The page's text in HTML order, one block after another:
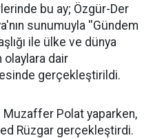
bu ay; Özgür-Der
sunumuyla ''Gündem
ile ülke ve dünya
dair
gerçekleştirildi.
Muzaffer Polat yaparken,
Rüzgar gerçekleştirdi.